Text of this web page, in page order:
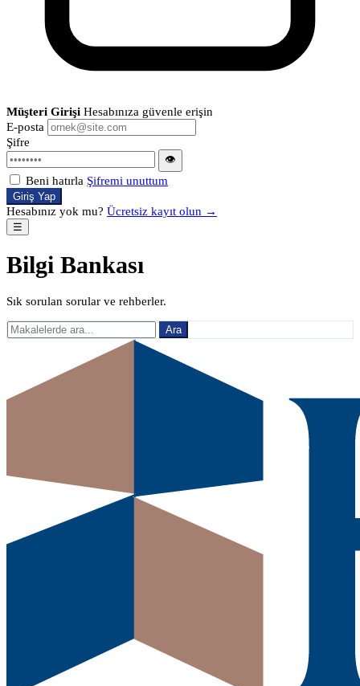
Müşteri Girişi Hesabınıza güvenle erişin
E-posta
Şifre
👁
Beni hatırla Şifremi unuttum
Giriş Yap
Hesabınız yok mu? Ücretsiz kayıt olun →
☰
Bilgi Bankası
Sık sorulan sorular ve rehberler.
Ara